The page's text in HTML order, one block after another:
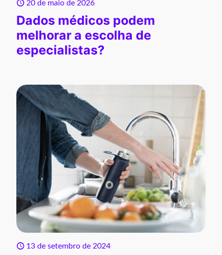
20 de maio de 2026
Dados médicos podem
melhorar a escolha de
especialistas?
13 de setembro de 2024